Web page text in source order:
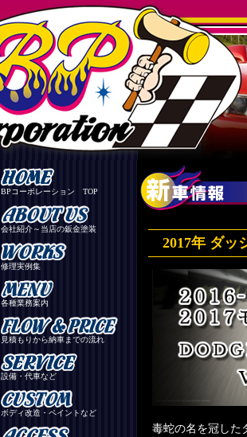
BPコーポレーション TOP
会社紹介～当店の鈑金塗装
修理実例集
各種業務案内
見積もりから納車までの流れ
設備・代車など
ボディ改造・ペイントなど
2017年 ダッ
毒蛇の名を冠した